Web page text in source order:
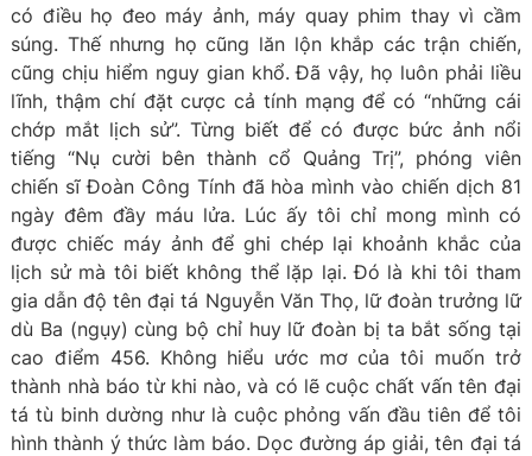
có điều họ đeo máy ảnh, máy quay phim thay vì cầm
súng. Thế nhưng họ cũng lăn lộn khắp các trận chiến,
cũng chịu hiểm nguy gian khổ. Đã vậy, họ luôn phải liều
lĩnh, thậm chí đặt cược cả tính mạng để có “những cái
chớp mắt lịch sử”. Từng biết để có được bức ảnh nổi
tiếng “Nụ cười bên thành cổ Quảng Trị”, phóng viên
chiến sĩ Đoàn Công Tính đã hòa mình vào chiến dịch 81
ngày đêm đầy máu lửa. Lúc ấy tôi chỉ mong mình có
được chiếc máy ảnh để ghi chép lại khoảnh khắc của
lịch sử mà tôi biết không thể lặp lại. Đó là khi tôi tham
gia dẫn độ tên đại tá Nguyễn Văn Thọ, lữ đoàn trưởng lữ
dù Ba (ngụy) cùng bộ chỉ huy lữ đoàn bị ta bắt sống tại
cao điểm 456. Không hiểu ước mơ của tôi muốn trở
thành nhà báo từ khi nào, và có lẽ cuộc chất vấn tên đại
tá tù binh dường như là cuộc phỏng vấn đầu tiên để tôi
hình thành ý thức làm báo. Dọc đường áp giải, tên đại tá